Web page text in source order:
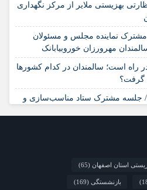
بهزیستی ملایر از مرکز نگهداری
مشترک نماینده مجلس و مسئولان
مهرورزان خوروبیابانک
راه است؛ سالمندان در کدام کشورها
گرفت؟
جلسه مشترک ستاد مناسب‌سازی و
استان اصفهان (65)
بازنشستگی (169)